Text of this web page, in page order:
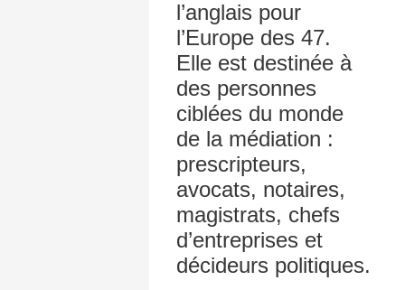
l’anglais pour
l’Europe des 47.
Elle est destinée à
des personnes
ciblées du monde
de la médiation :
prescripteurs,
avocats, notaires,
magistrats, chefs
d’entreprises et
décideurs politiques.